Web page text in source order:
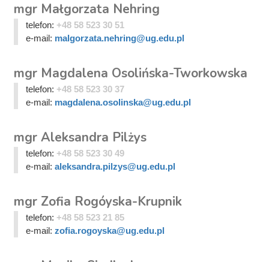
mgr Małgorzata Nehring
telefon: +48 58 523 30 51
e-mail: malgorzata.nehring@ug.edu.pl
mgr Magdalena Osolińska-Tworkowska
telefon: +48 58 523 30 37
e-mail: magdalena.osolinska@ug.edu.pl
mgr Aleksandra Pilżys
telefon: +48 58 523 30 49
e-mail: aleksandra.pilzys@ug.edu.pl
mgr Zofia Rogóyska-Krupnik
telefon: +48 58 523 21 85
e-mail: zofia.rogoyska@ug.edu.pl